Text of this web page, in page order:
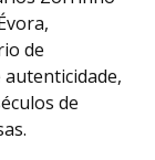
de
de